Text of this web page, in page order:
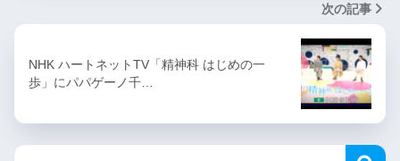
次の記事
NHK ハートネットTV「精神科 はじめの一
歩」にパパゲーノ千…